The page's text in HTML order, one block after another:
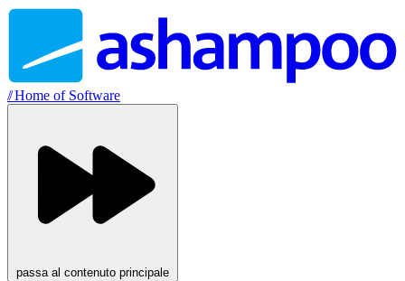
//Home of Software
passa al contenuto principale